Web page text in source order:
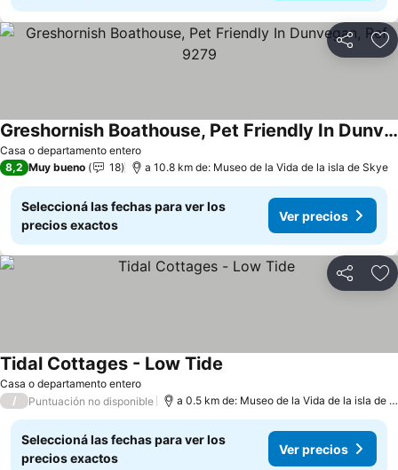
Compartir
Casa o departamento entero
Greshornish Boathouse, Pet Friendly In Dunvegan, Ref 9279
Ver precios
8,2 Muy bueno 18 a 10.8 km de: Museo de la Vida de la isla de Skye
Seleccioná las fechas para ver los
precios exactos
Ver precios
Compartir
Casa o departamento entero
Tidal Cottages - Low Tide
/ Puntuación no disponible a 0.5 km de: Museo de la Vida de la isla de
Seleccioná las fechas para ver los
precios exactos
Ver precios